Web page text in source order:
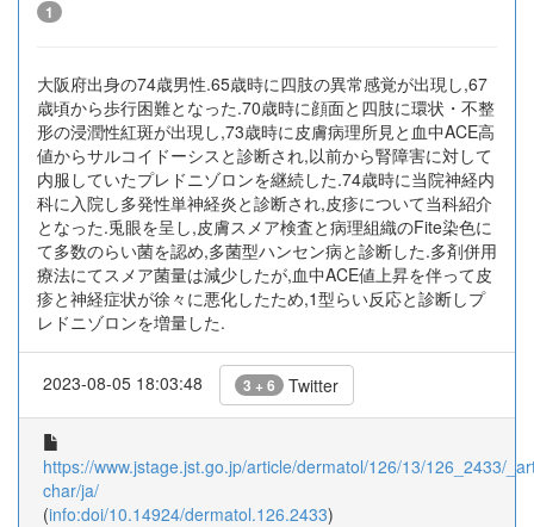
1
大阪府出身の74歳男性.65歳時に四肢の異常感覚が出現し,67
歳頃から歩行困難となった.70歳時に顔面と四肢に環状・不整
形の浸潤性紅斑が出現し,73歳時に皮膚病理所見と血中ACE高
値からサルコイドーシスと診断され,以前から腎障害に対して
内服していたプレドニゾロンを継続した.74歳時に当院神経内
科に入院し多発性単神経炎と診断され,皮疹について当科紹介
となった.兎眼を呈し,皮膚スメア検査と病理組織のFite染色に
て多数のらい菌を認め,多菌型ハンセン病と診断した.多剤併用
療法にてスメア菌量は減少したが,血中ACE値上昇を伴って皮
疹と神経症状が徐々に悪化したため,1型らい反応と診断しプ
レドニゾロンを増量した.
2023-08-05 18:03:48 3 + 6 Twitter
https://www.jstage.jst.go.jp/article/dermatol/126/13/126_2433/
char/ja/
(info:doi/10.14924/dermatol.126.2433)